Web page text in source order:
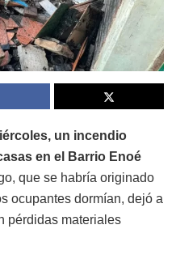
un incendio
en el Barrio Enoé
que se habría originado
ocupantes dormían, dejó a
pérdidas materiales